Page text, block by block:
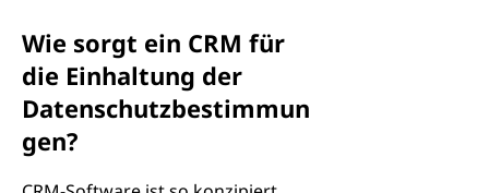
Wie sorgt ein CRM für
die Einhaltung der
Datenschutzbestimmun
gen?